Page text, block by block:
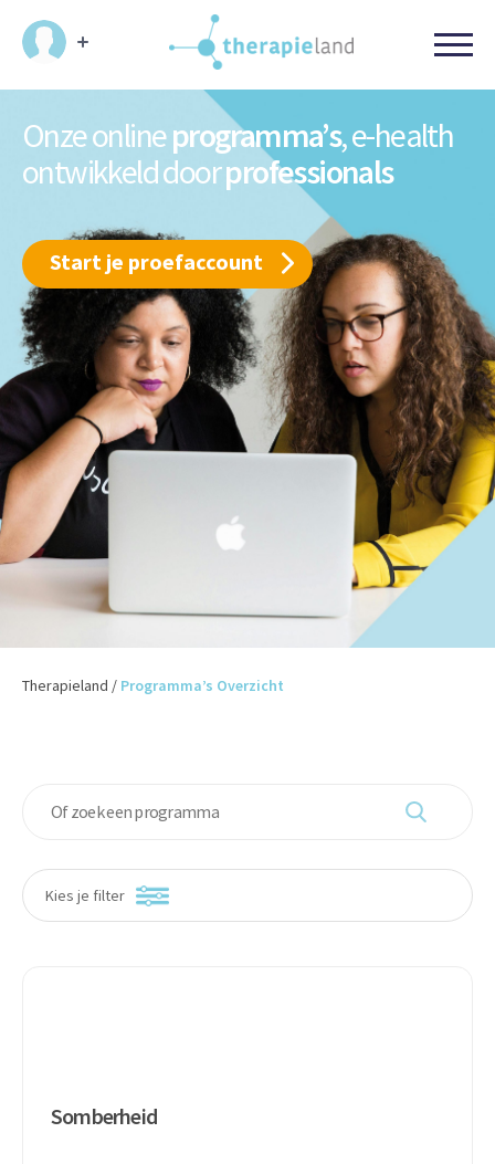
Onze onlineprogramma’s, e-health
ontwikkeld doorprofessionals
Start je proefaccount
Therapieland / Programma’s Overzicht
Kies je filter
Somberheid